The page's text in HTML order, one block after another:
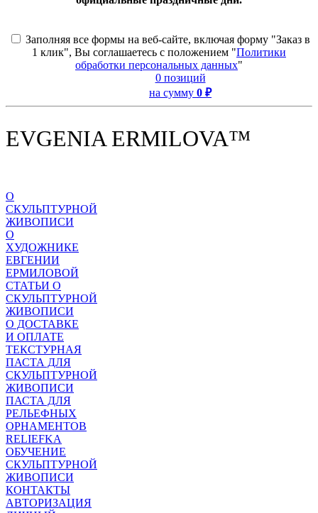
Заполняя все формы на веб-сайте, включая форму "Заказ в
1 клик", Вы соглашаетесь с положением "Политики
обработки персональных данных"
0 позиций
на сумму 0 ₽
EVGENIA ERMILOVA™
О
СКУЛЬПТУРНОЙ
ЖИВОПИСИ
О
ХУДОЖНИКЕ
ЕВГЕНИИ
ЕРМИЛОВОЙ
СТАТЬИ О
СКУЛЬПТУРНОЙ
ЖИВОПИСИ
О ДОСТАВКЕ
И ОПЛАТЕ
ТЕКСТУРНАЯ
ПАСТА ДЛЯ
СКУЛЬПТУРНОЙ
ЖИВОПИСИ
ПАСТА ДЛЯ
РЕЛЬЕФНЫХ
ОРНАМЕНТОВ
RELIEFKA
ОБУЧЕНИЕ
СКУЛЬПТУРНОЙ
ЖИВОПИСИ
КОНТАКТЫ
АВТОРИЗАЦИЯ